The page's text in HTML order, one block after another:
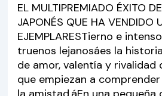
EL MULTIPREMIADO ÉXITO
JAPONÉS QUE HA VENDIDO
EJEMPLARESTierno e
truenos lejanosáes la
de amor, valentía y rivalidad
que empiezan a